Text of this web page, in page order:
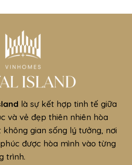
là sự kết hợp tinh tế giữa
và vẻ đẹp thiên nhiên hòa
gian sống lý tưởng, nơi
được hòa mình vào từng
trình.